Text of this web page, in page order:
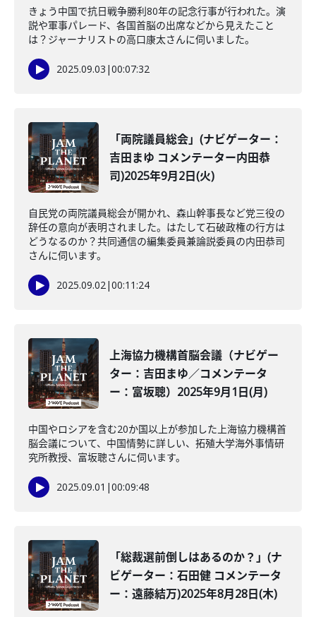
きょう中国で抗日戦争勝利80年の記念行事が行われた。演
説や軍事パレード、各国首脳の出席などから見えたこと
は？ジャーナリストの高口康太さんに伺いました。
2025.09.03 |00:07:32
「両院議員総会」(ナビゲーター：
吉田まゆ コメンテーター内田恭
司)2025年9月2日(火)
自民党の両院議員総会が開かれ、森山幹事長など党三役の
辞任の意向が表明されました。はたして石破政権の行方は
どうなるのか？共同通信の編集委員兼論説委員の内田恭司
さんに伺います。
2025.09.02|00:11:24
上海協力機構首脳会議（ナビゲー
ター：吉田まゆ／コメンテータ
ー：富坂聰）2025年9月1日(月)
中国やロシアを含む20か国以上が参加した上海協力機構首
脳会議について、中国情勢に詳しい、拓殖大学海外事情研
究所教授、富坂聰さんに伺います。
2025.09.01 |00:09:48
「総裁選前倒しはあるのか？」(ナ
ビゲーター：石田健 コメンテータ
ー：遠藤結万)2025年8月28日(木)